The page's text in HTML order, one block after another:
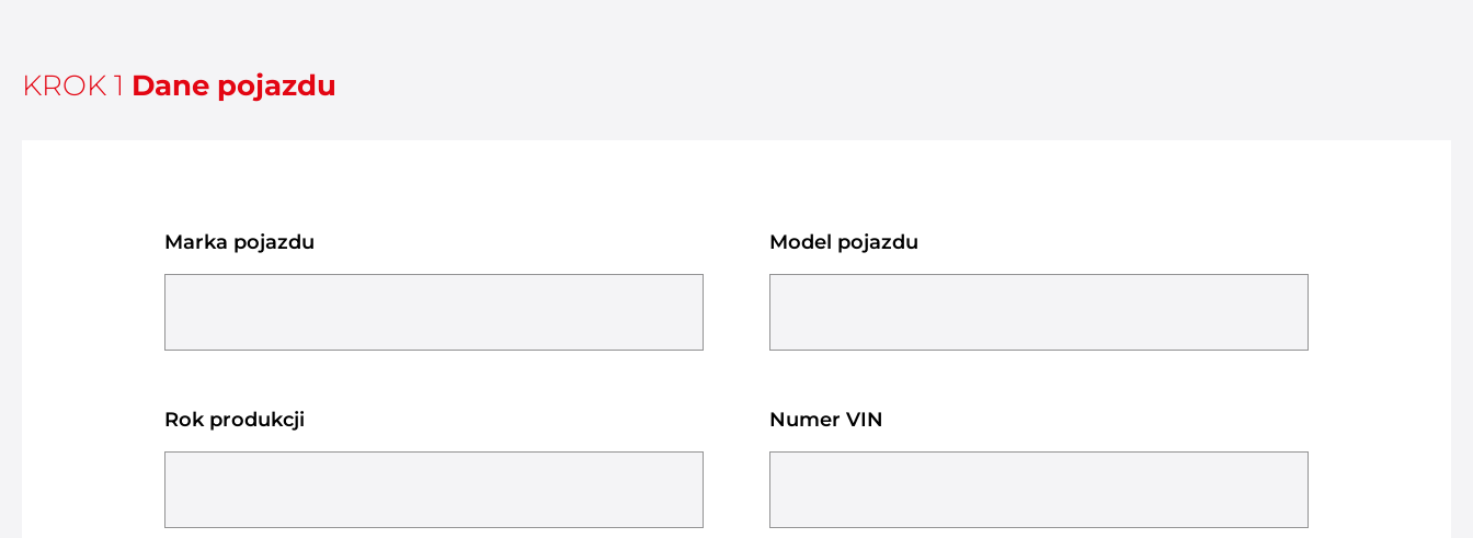
KROK 1 Dane pojazdu
Marka pojazdu Model pojazdu
Rok produkcji Numer VIN